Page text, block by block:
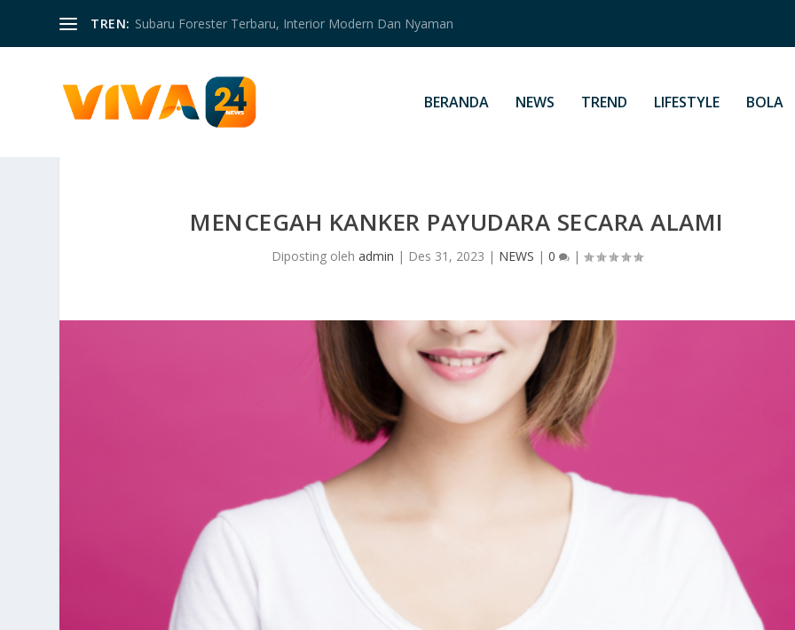
TREN: Subaru Forester Terbaru, Interior Modern Dan Nyaman
BERANDA NEWS TREND LIFESTYLE BOLA
MENCEGAH KANKER PAYUDARA SECARA ALAMI
Diposting oleh admin | Des 31, 2023 | NEWS | 0 |